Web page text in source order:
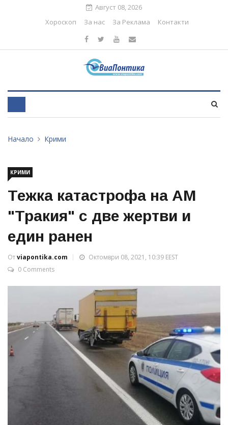
Август 08, 2026
Хороскоп
За нас За Реклама Контакти
Начало Крими
КРИМИ
Тежка катастрофа на АМ
"Тракия" с две жертви и
един ранен
Отviapontika.com
Октомври 08, 2021, 10:39 EEST
0 Comments